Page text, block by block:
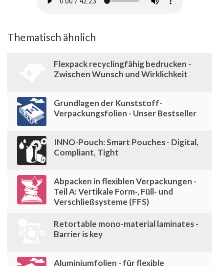
Thematisch ähnlich
Flexpack recyclingfähig bedrucken -
Zwischen Wunsch und Wirklichkeit
Grundlagen der Kunststoff-
Verpackungsfolien - Unser Bestseller
INNO-Pouch: Smart Pouches - Digital,
Compliant, Tight
Abpacken in flexiblen Verpackungen -
Teil A: Vertikale Form-, Füll- und
Verschließsysteme (FFS)
Retortable mono-material laminates -
Barrier is key
Aluminiumfolien - für flexible